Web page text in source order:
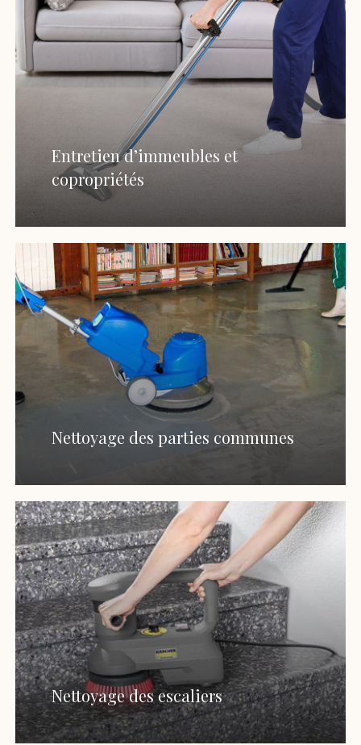
Entretien d’immeubles et
copropriétés
Nettoyage des parties communes
Nettoyage des escaliers